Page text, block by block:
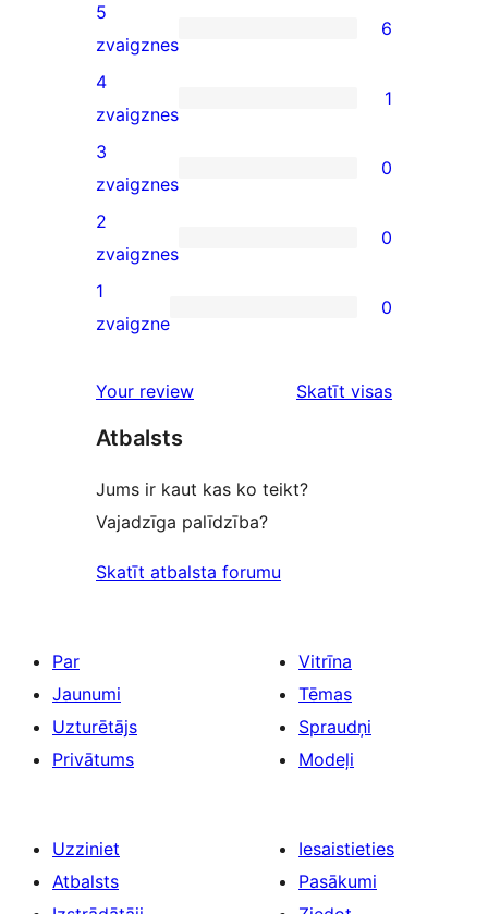
6
5-
star
reviews
5
zvaigznes
6
1
4-
star
review
4
zvaigznes
1
0
3-
star
reviews
3
zvaigznes
0
0
2-
star
2
zvaigznes
0
0
star
1
zvaigzne
0
Your review
Skatīt visas
Atbalsts
Jums ir kaut kas ko teikt?
Vajadzīga palīdzība?
Skatīt atbalsta forumu
Par
Jaunumi
Uzturētājs
Privātums
Vitrīna
Tēmas
Spraudņi
Modeļi
Uzziniet
Atbalsts
Iesaistieties
Pasākumi